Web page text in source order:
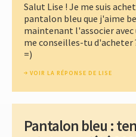
Salut Lise ! Je me suis
pantalon bleu que j'aime
maintenant l'associer avec
me conseilles-tu d'acheter
=)
VOIR LA RÉPONSE DE LISE
Pantalon bleu :